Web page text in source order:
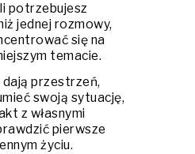
potrzebujesz
jednej rozmowy,
się na
temacie.
przestrzeń,
swoją sytuację,
z własnymi
pierwsze
życiu.